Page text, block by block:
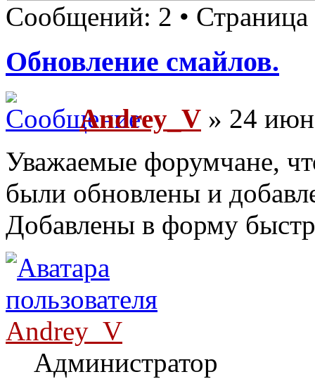
Сообщений: 2 • Страница
Обновление смайлов.
Andrey_V » 24
Уважаемые форумчане,
были обновлены и
Добавлены в форму
Andrey_V
Администратор